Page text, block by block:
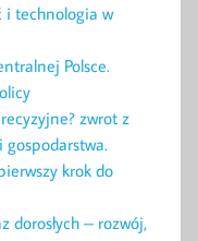
i technologia w
Polsce.
zwrot z
krok do
dorosłych – rozwój,